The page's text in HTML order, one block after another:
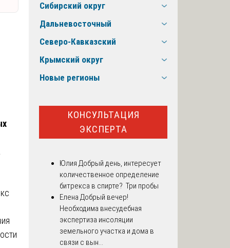
Сибирский округ
Дальневосточный
Северо-Кавказский
Крымский округ
Новые регионы
КОНСУЛЬТАЦИЯ
ЭКСПЕРТА
Юлия Добрый день, интересует
количественное определение
битрекса в спирте? Три пробы
Елена Добрый вечер!
Необходима внесудебная
экспертиза инсоляции
земельного участка и дома в
связи с вын...